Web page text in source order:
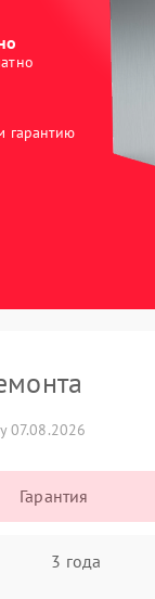
гарантию
07.08.2026
Гарантия
3 года